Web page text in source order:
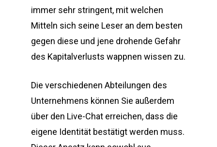
immer sehr stringent, mit welchen
Mitteln sich seine Leser an dem besten
gegen diese und jene drohende Gefahr
des Kapitalverlusts wappnen wissen zu.
Die verschiedenen Abteilungen des
Unternehmens können Sie außerdem
über den Live-Chat erreichen, dass die
eigene Identität bestätigt werden muss.